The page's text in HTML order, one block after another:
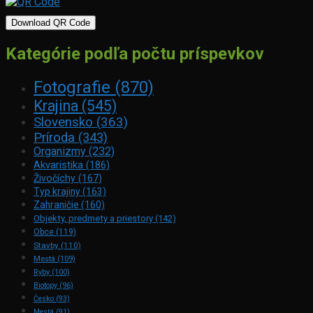
Download QR Code
Kategórie podľa počtu príspevkov
Fotografie (870)
Krajina (545)
Slovensko (363)
Príroda (343)
Organizmy (232)
Akvaristika (186)
Živočíchy (167)
Typ krajiny(163)
Zahraničie (160)
Objekty, predmety a priestory (142)
Obce (119)
Stavby (110)
Mestá (109)
Ryby (100)
Biotopy (96)
Česko (93)